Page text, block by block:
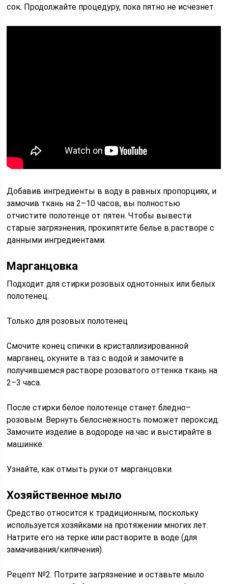
сок. Продолжайте процедуру, пока пятно не исчезнет.
Добавив ингредиенты в воду в равных пропорциях, и
замочив ткань на 2–10 часов, вы полностью
отчистите полотенце от пятен. Чтобы вывести
старые загрязнения, прокипятите белье в растворе с
данными ингредиентами.
Марганцовка
Подходит для стирки розовых однотонных или белых
полотенец.
Только для розовых полотенец
Смочите конец спички в кристаллизированной
марганец, окуните в таз с водой и замочите в
получившемся растворе розоватого оттенка ткань на
2–3 часа.
После стирки белое полотенце станет бледно–
розовым. Вернуть белоснежность поможет пероксид.
Замочите изделие в водороде на час и выстирайте в
машинке.
Узнайте, как отмыть руки от марганцовки.
Хозяйственное мыло
Средство относится к традиционным, поскольку
используется хозяйками на протяжении многих лет.
Натрите его на терке или растворите в воде (для
замачивания/кипячения).
Рецепт №2. Потрите загрязнение и оставьте мыло